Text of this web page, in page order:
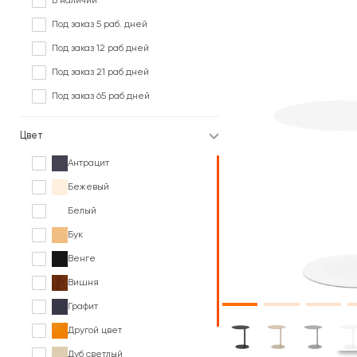
Под заказ 5 раб. дней
Под заказ 12 раб дней
Под заказ 21 раб дней
Под заказ 65 раб дней
Цвет
Антрацит
Бежевый
Белый
Бук
Венге
Вишня
Графит
Другой цвет
Дуб светлый